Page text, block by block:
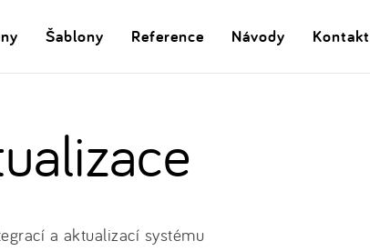
Šablony Reference Návody Kontakt
a aktualizací systému